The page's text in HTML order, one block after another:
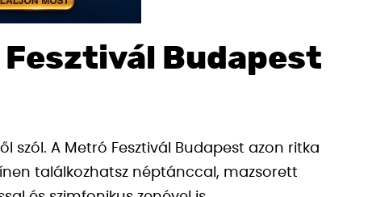
Budapest
szól. A Metró Fesztivál Budapest azon ritka
találkozhatsz néptánccal, mazsorett